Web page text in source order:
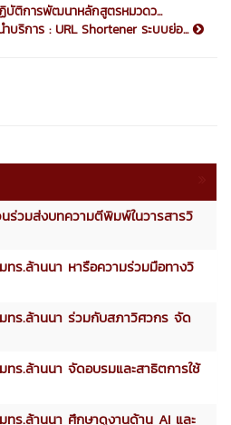
บัติการพัฒนาหลักสูตรหมวดว...
ำบริการ : URL Shortener ระบบย่อ...
ร่วมส่งบทความตีพิมพ์ในวารสารวิ
ร.ล้านนา หารือความร่วมมือทางวิ
ร.ล้านนา ร่วมกับสภาวิศวกร จัด
ร.ล้านนา จัดอบรมและสาธิตการใช้
ร.ล้านนา ศึกษาดูงานด้าน AI และ